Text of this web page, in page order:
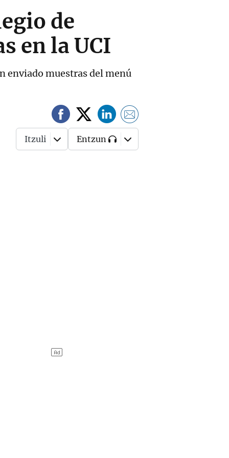
de
en la UCI
enviado muestras del menú
Itzuli Entzun